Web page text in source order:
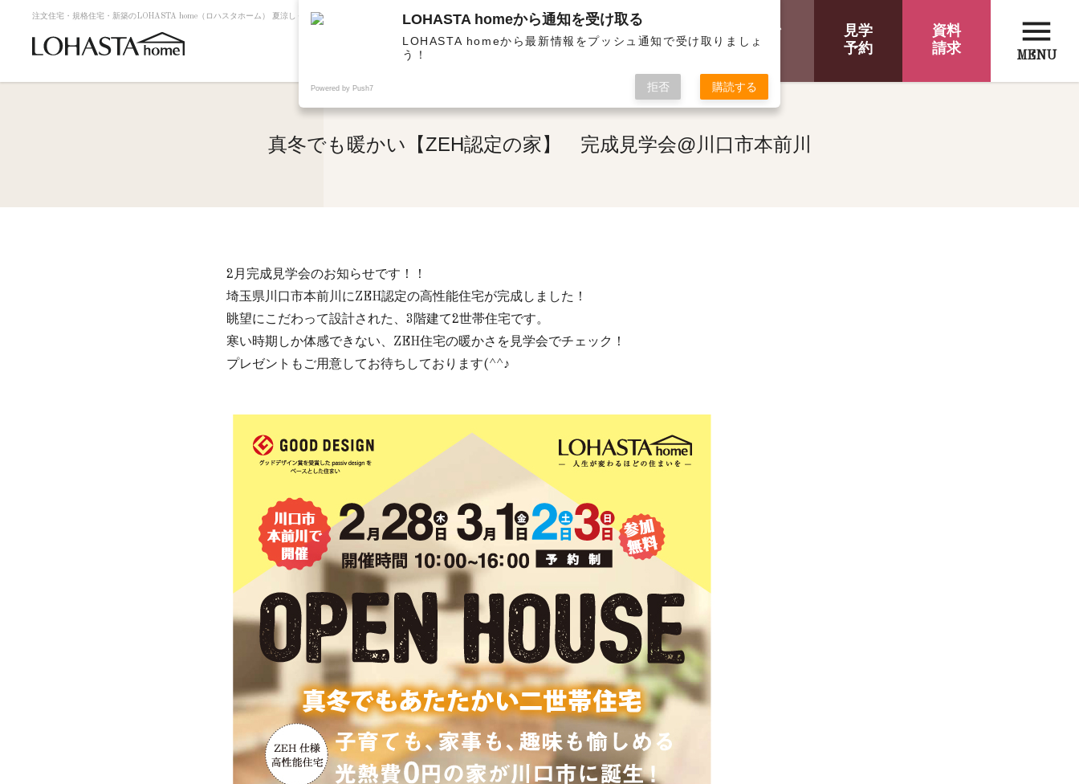
注文住宅・規格住宅・新築のLOHASTA home（ロハスタホーム） 夏涼しく冬暖かい高断熱・高気密の高性能住宅 | 真冬でも暖かい【ZEH認定の家】 完成見学会@川口市本前川
オンライン
相談
見学
予約
資料
請求
menu
MENU
真冬でも暖かい【ZEH認定の家】 完成見学会@川口市本前川
2月完成見学会のお知らせです！！
埼玉県川口市本前川にZEH認定の高性能住宅が完成しました！
眺望にこだわって設計された、3階建て2世帯住宅です。
寒い時期しか体感できない、ZEH住宅の暖かさを見学会でチェック！
プレゼントもご用意してお待ちしております(^^♪
LOHASTA homeから通知を受け取る
LOHASTA homeから最新情報をプッシュ通知で受け取りましょ
う！
Powered by Push7 拒否 購読する